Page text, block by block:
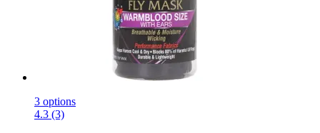
3 options
4.3 (3)